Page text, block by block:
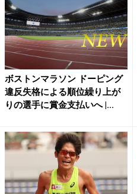
ボストンマラソン ドーピング
違反失格による順位繰り上が
りの選手に賞金支払いへ |...